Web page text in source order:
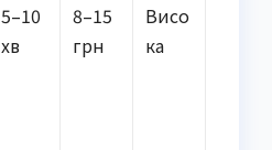
5–10
хв
8–15
грн
Висо
ка